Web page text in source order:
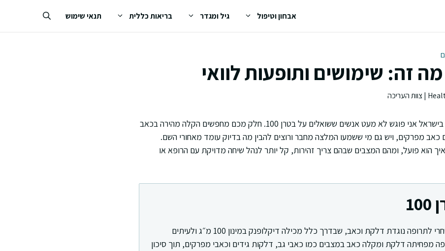
אבחון וטיפול גיל ומגדר בריאות כללית תנאי שימוש
במרפאות ובבתי מרקחת בישראל אני פוגש לא מעט אנשים ששואלים על בטרן 100. חלק מכם מחפשים הקלה מהירה בכאב
מפרקים, ויש גם מי ששמעו המלצה מחבר ורוצים להבין מה בדיוק עומד מאחורי השם.
הוא פועל, ומהם המצבים שבהם צריך זהירות, קל יותר לנהל שיחה מדויקת עם הרופא או
בטרן 100 הוא שם מסחרי לתרופה נוגדת דלקת וכאב, שבדרך כלל מכילה דיקלופנק במינון 100 מ״ג ולעיתים
מפחיתה דלקת ומקלה כאב במצבים כמו כאבי גב, דלקות גידים וכאבי מפרקים, תוך סיכון